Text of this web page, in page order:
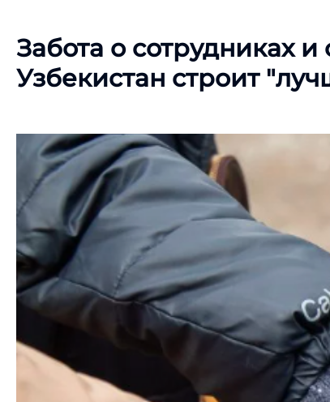
Забота о сотрудниках
Узбекистан строит